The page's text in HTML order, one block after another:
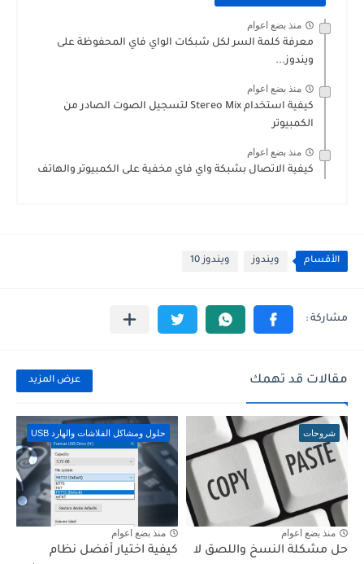
منذ بضع اعوام
معرفة كلمة السر لكل شبكات الواي فاي المحفوظة على
ويندوز...
منذ بضع اعوام
كيفية استخدام Stereo Mix لتسجيل الصوت الصادر من
الكمبيوتر
منذ بضع اعوام
كيفية الاتصال بشبكة واي فاي مخفية على الكمبيوتر والهاتف
الأقسام ويندوز ويندوز 10
مقالات قد تهمك عرض المزيد
شروحات
منذ بضع اعوام
حل مشكلة النسخ واللصق لا
حلول ومشاكل الفلاشات والهارد USB
منذ بضع اعوام
كيفية اختيار أفضل نظام